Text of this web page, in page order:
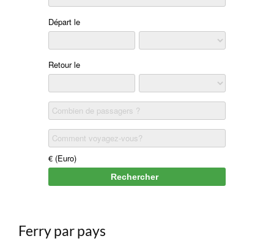
W
Y
Ferry par pays